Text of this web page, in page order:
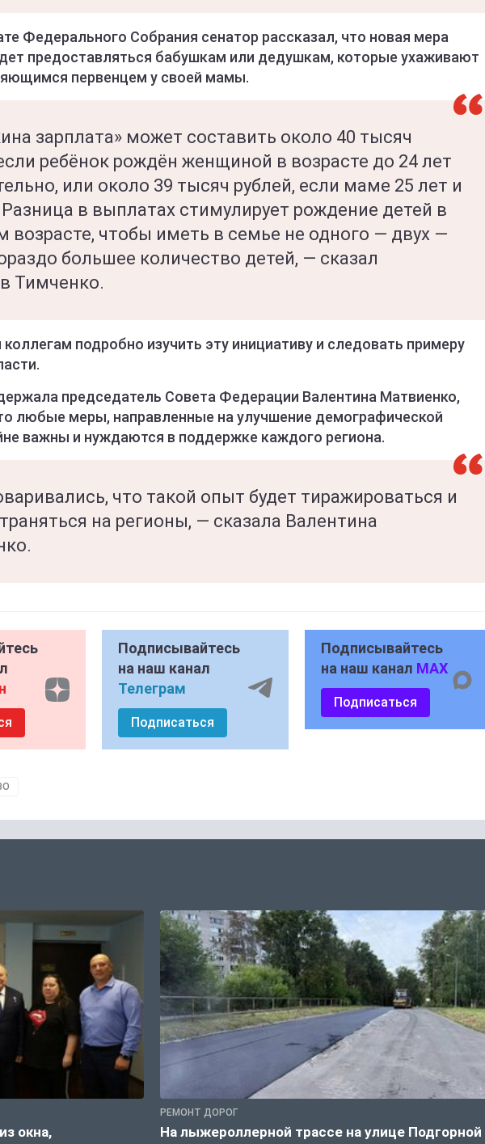
Федерального Собрания сенатор рассказал, что новая мера
предоставляться бабушкам или дедушкам, которые ухаживают
первенцем у своей мамы.
зарплата» может составить около 40 тысяч
ребёнок рождён женщиной в возрасте до 24 лет
или около 39 тысяч рублей, если маме 25 лет и
в выплатах стимулирует рождение детей в
возрасте, чтобы иметь в семье не одного — двух —
большее количество детей, — сказал
Тимченко.
подробно изучить эту инициативу и следовать примеру
председатель Совета Федерации Валентина Матвиенко,
любые меры, направленные на улучшение демографической
важны и нуждаются в поддержке каждого региона.
что такой опыт будет тиражироваться и
на регионы, — сказала Валентина
Подписывайтесь
на наш канал
Телеграм
Подписаться
Подписывайтесь
на наш канал MAX
Подписаться
окна,
РЕМОНТ ДОРОГ
На лыжероллерной трассе на улице Подгорной